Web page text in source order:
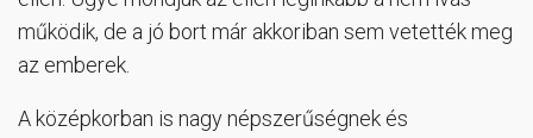
működik, de a jó bort már akkoriban sem vetették meg
az emberek.
A középkorban is nagy népszerűségnek és